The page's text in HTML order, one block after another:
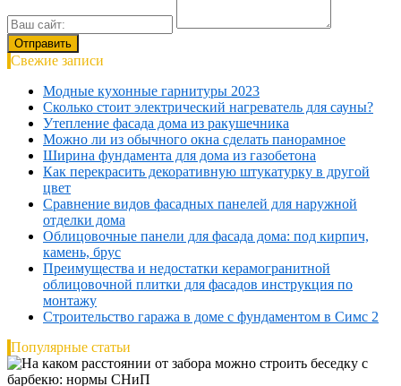
Свежие записи
Модные кухонные гарнитуры 2023
Сколько стоит электрический нагреватель для сауны?
Утепление фасада дома из ракушечника
Можно ли из обычного окна сделать панорамное
Ширина фундамента для дома из газобетона
Как перекрасить декоративную штукатурку в другой
цвет
Сравнение видов фасадных панелей для наружной
отделки дома
Облицовочные панели для фасада дома: под кирпич,
камень, брус
Преимущества и недостатки керамогранитной
облицовочной плитки для фасадов инструкция по
монтажу
Строительство гаража в доме с фундаментом в Симс 2
Популярные статьи